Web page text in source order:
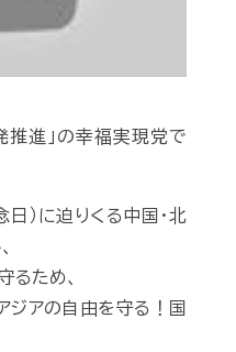
推進」の幸福実現党で
）に迫りくる中国・北
るため、
ジアの自由を守る！国